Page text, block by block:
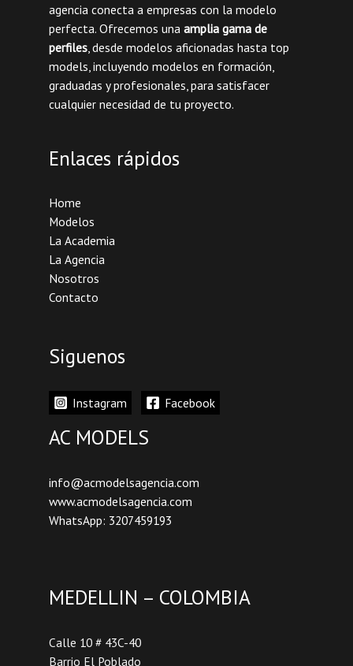
agencia conecta a empresas con la modelo
perfecta. Ofrecemos una amplia gama de
perfiles, desde modelos aficionadas hasta top
models, incluyendo modelos en formación,
graduadas y profesionales, para satisfacer
cualquier necesidad de tu proyecto.
Enlaces rápidos
Home
Modelos
La Academia
La Agencia
Nosotros
Contacto
Siguenos
Instagram Facebook
AC MODELS
info@acmodelsagencia.com
www.acmodelsagencia.com
WhatsApp: 3207459193
MEDELLIN – COLOMBIA
Calle 10 # 43C-40
Barrio El Poblado